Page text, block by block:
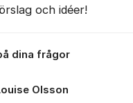
inlägg/kommentar
och idéer!
dina frågor
Olsson